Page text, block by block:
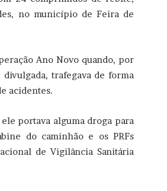
no município de Feira de
Ano Novo quando, por
trafegava de forma
acidentes.
portava alguma droga para
do caminhão e os PRFs
de Vigilância Sanitária